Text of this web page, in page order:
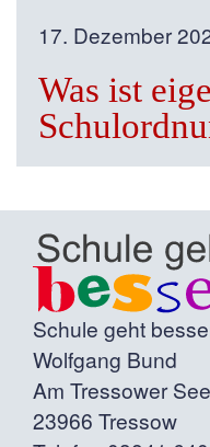
17. Dezember
Was ist
Schule geht
Wolfgang Bund
Am Tressower
23966 Tressow